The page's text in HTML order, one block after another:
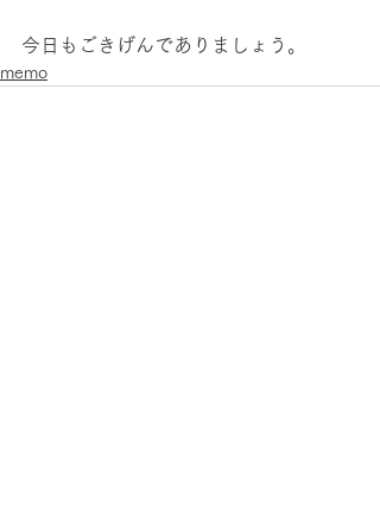
今日もごきげんでありましょう。
memo